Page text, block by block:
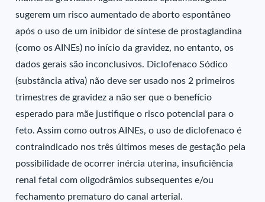
sugerem um risco aumentado de aborto espontâneo
após o uso de um inibidor de síntese de prostaglandina
(como os AINEs) no início da gravidez, no entanto, os
dados gerais são inconclusivos. Diclofenaco Sódico
(substância ativa) não deve ser usado nos 2 primeiros
trimestres de gravidez a não ser que o benefício
esperado para mãe justifique o risco potencial para o
feto. Assim como outros AINEs, o uso de diclofenaco é
contraindicado nos três últimos meses de gestação pela
possibilidade de ocorrer inércia uterina, insuficiência
renal fetal com oligodrâmios subsequentes e/ou
fechamento prematuro do canal arterial.